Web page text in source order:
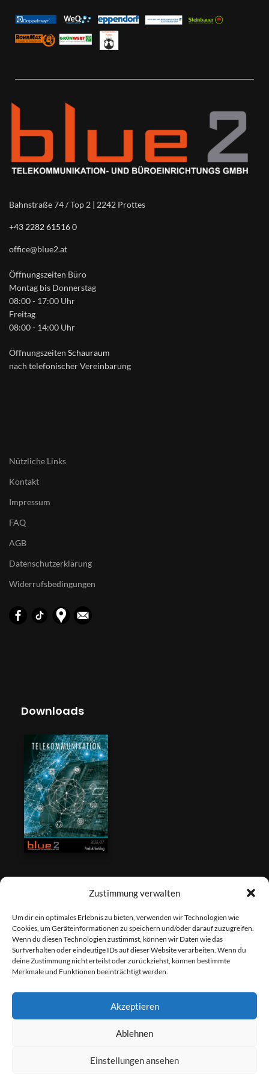
Zustimmung verwalten
Um dir ein optimales Erlebnis zu bieten, verwenden wir Technologien wie
Cookies, um Geräteinformationen zu speichern und/oder darauf zuzugreifen.
Wenn du diesen Technologien zustimmst, können wir Daten wie das
Surfverhalten oder eindeutige IDs auf dieser Website verarbeiten. Wenn du
deine Zustimmung nicht erteilst oder zurückziehst, können bestimmte
Merkmale und Funktionen beeinträchtigt werden.
Akzeptieren
Ablehnen
Einstellungen ansehen
Bahnstraße 74 / Top 2 | 2242 Prottes
+43 2282 61516 0
office@blue2.at
Öffnungszeiten Büro
Montag bis Donnerstag
08:00 - 17:00 Uhr
Freitag
08:00 - 14:00 Uhr
Öffnungszeiten Schauraum
nach telefonischer Vereinbarung
Nützliche Links
Kontakt
Impressum
FAQ
AGB
Datenschutzerklärung
Widerrufsbedingungen
Downloads